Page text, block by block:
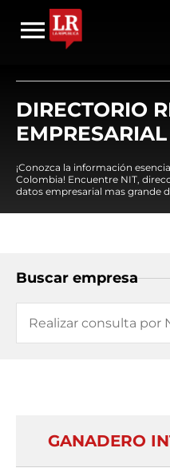
DIRECTORIO
EMPRESARIAL
¡Conozca la información
Colombia! Encuentre NIT,
datos empresarial mas grande
Buscar empresa
GANADERO